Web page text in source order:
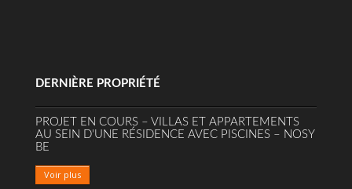
DERNIÈRE PROPRIÉTÉ
PROJET EN COURS – VILLAS ET APPARTEMENTS
AU SEIN D'UNE RÉSIDENCE AVEC PISCINES – NOSY
BE
Voir plus